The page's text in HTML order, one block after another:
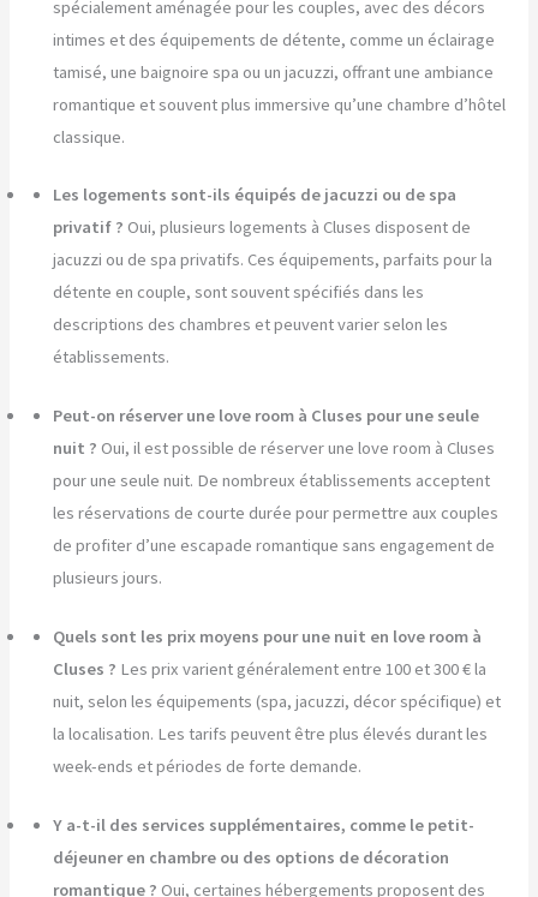
spécialement aménagée pour les couples, avec des décors
intimes et des équipements de détente, comme un éclairage
tamisé, une baignoire spa ou un jacuzzi, offrant une ambiance
romantique et souvent plus immersive qu’une chambre d’hôtel
classique.
Les logements sont-ils équipés de jacuzzi ou de spa
privatif ? Oui, plusieurs logements à Cluses disposent de
jacuzzi ou de spa privatifs. Ces équipements, parfaits pour la
détente en couple, sont souvent spécifiés dans les
descriptions des chambres et peuvent varier selon les
établissements.
Peut-on réserver une love room à Cluses pour une seule
nuit ? Oui, il est possible de réserver une love room à Cluses
pour une seule nuit. De nombreux établissements acceptent
les réservations de courte durée pour permettre aux couples
de profiter d’une escapade romantique sans engagement de
plusieurs jours.
Quels sont les prix moyens pour une nuit en love room à
Cluses ? Les prix varient généralement entre 100 et 300 € la
nuit, selon les équipements (spa, jacuzzi, décor spécifique) et
la localisation. Les tarifs peuvent être plus élevés durant les
week-ends et périodes de forte demande.
Y a-t-il des services supplémentaires, comme le petit-
déjeuner en chambre ou des options de décoration
romantique ? Oui, certaines hébergements proposent des